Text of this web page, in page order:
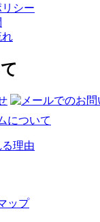
シー
れ
理由
ップ